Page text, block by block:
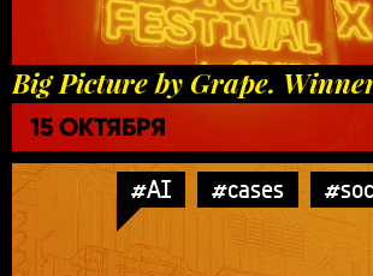
Big Picture by Grape.
15 ОКТЯБРЯ
#AI #cases